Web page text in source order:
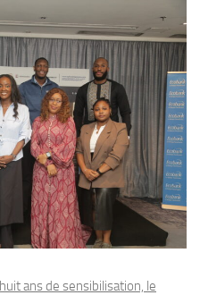
ans de sensibilisation, le